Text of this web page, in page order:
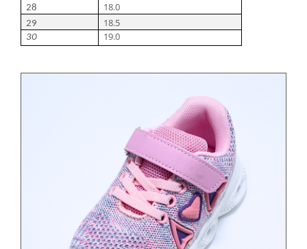
28 18.0
29 18.5
30 19.0